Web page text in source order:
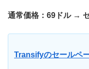
通常価格：69ドル →
Transifyのセールペ